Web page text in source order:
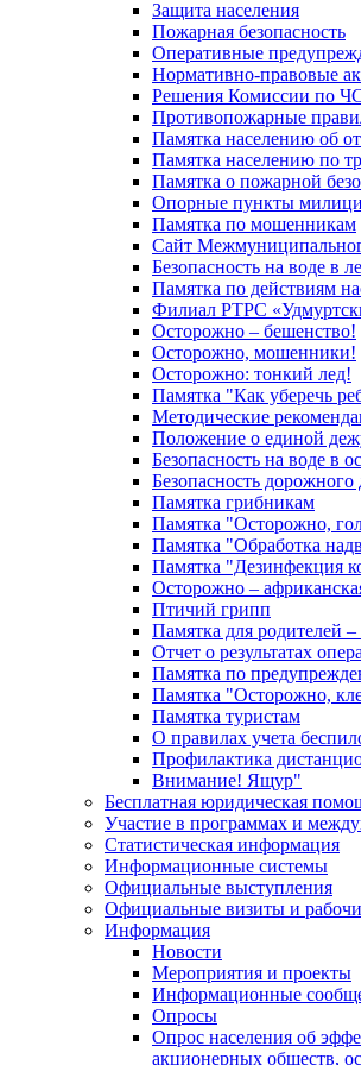
Защита населения
Пожарная безопасность
Оперативные
Нормативно-правовые
Решения Комиссии по
Противопожарные
Памятка населению об
Памятка населению по
Памятка о пожарной
Опорные пункты
Памятка по мошенникам
Сайт
Безопасность на воде в
Памятка по действиям
Филиал РТРС
Осторожно – бешенство!
Осторожно, мошенники!
Осторожно: тонкий лед!
Памятка "Как уберечь
Методические
Положение о единой
Безопасность на воде в
Безопасность
Памятка грибникам
Памятка "Осторожно,
Памятка "Обработка
Памятка "Дезинфекция
Осторожно –
Птичий грипп
Памятка для родителей
Отчет о результатах
Памятка по
Памятка "Осторожно,
Памятка туристам
О правилах учета
Профилактика
Внимание! Ящур"
Бесплатная юридическая
Участие в программах и
Статистическая информация
Информационные системы
Официальные выступления
Официальные визиты и
Информация
Новости
Мероприятия и проекты
Информационные
Опросы
Опрос населения об
акционерных обществ,